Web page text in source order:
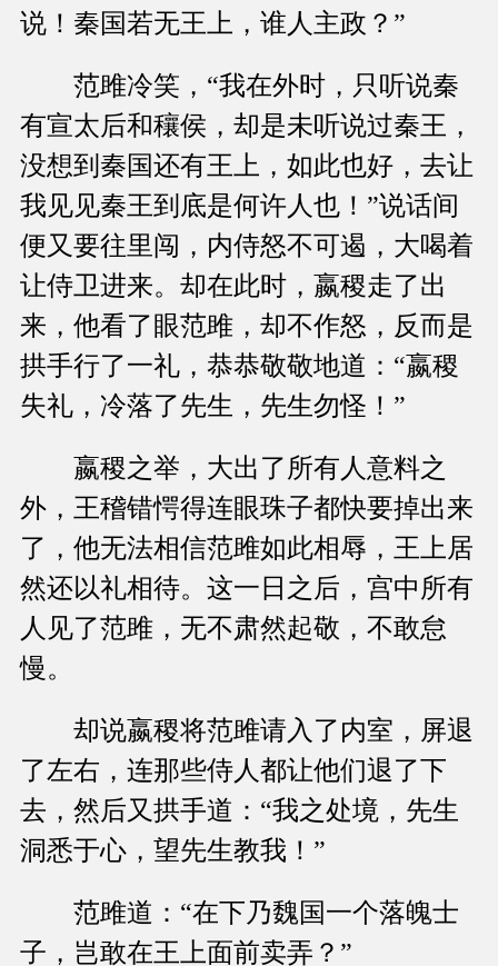
说！秦国若无王上，谁人主政？”
范雎冷笑，“我在外时，只听说秦
有宣太后和穰侯，却是未听说过秦王，
没想到秦国还有王上，如此也好，去让
我见见秦王到底是何许人也！”说话间
便又要往里闯，内侍怒不可遏，大喝着
让侍卫进来。却在此时，嬴稷走了出
来，他看了眼范雎，却不作怒，反而是
拱手行了一礼，恭恭敬敬地道：“嬴稷
失礼，冷落了先生，先生勿怪！”
嬴稷之举，大出了所有人意料之
外，王稽错愕得连眼珠子都快要掉出来
了，他无法相信范雎如此相辱，王上居
然还以礼相待。这一日之后，宫中所有
人见了范雎，无不肃然起敬，不敢怠
慢。
却说嬴稷将范雎请入了内室，屏退
了左右，连那些侍人都让他们退了下
去，然后又拱手道：“我之处境，先生
洞悉于心，望先生教我！”
范雎道：“在下乃魏国一个落魄士
子，岂敢在王上面前卖弄？”